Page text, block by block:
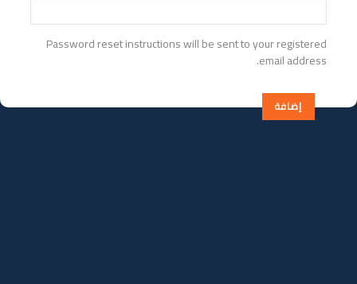
Password reset instructions will be sent to your registered
email address.